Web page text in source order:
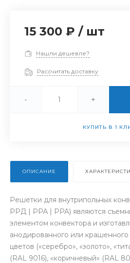
15 300 ₽ / шт
Нашли дешевле?
Рассчитать доставку
- +
КУПИТЬ В 1
ОПИСАНИЕ
Решетки для внутрипольных
РРД | РРА | PPA) являются
элементом конвектора и
анодированного или
цветов («серебро», «золото»,
(RAL 9016), «коричневый» (RAL